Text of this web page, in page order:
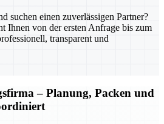
suchen einen zuverlässigen Partner?
Ihnen von der ersten Anfrage bis zum
transparent und
– Planung, Packen und